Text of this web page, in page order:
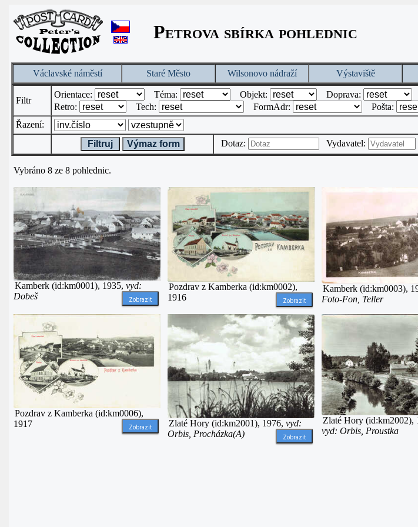
Petrova sbírka pohlednic
Václavské náměstí Staré Město Wilsonovo nádraží Výstaviště
Filtr
Orientace: Téma: Objekt: Doprava:
Retro:
Tech: FormAdr: Pošta:
Řazení:
Filtruj
Výmaz form Dotaz: Vydavatel:
Vybráno 8 ze 8 pohlednic.
Kamberk (id:km0001), 1935, vyd:
Dobeš
Zobrazit
Pozdrav z Kamberka (id:km0002),
1916
Zobrazit
Kamberk (id:km0003),
Foto-Fon, Teller
Pozdrav z Kamberka (id:km0006),
1917
Zobrazit Zlaté Hory (id:km2001), 1976, vyd:
Orbis, Procházka(A)
Zobrazit
Zlaté Hory (id:km2002),
vyd: Orbis, Proustka